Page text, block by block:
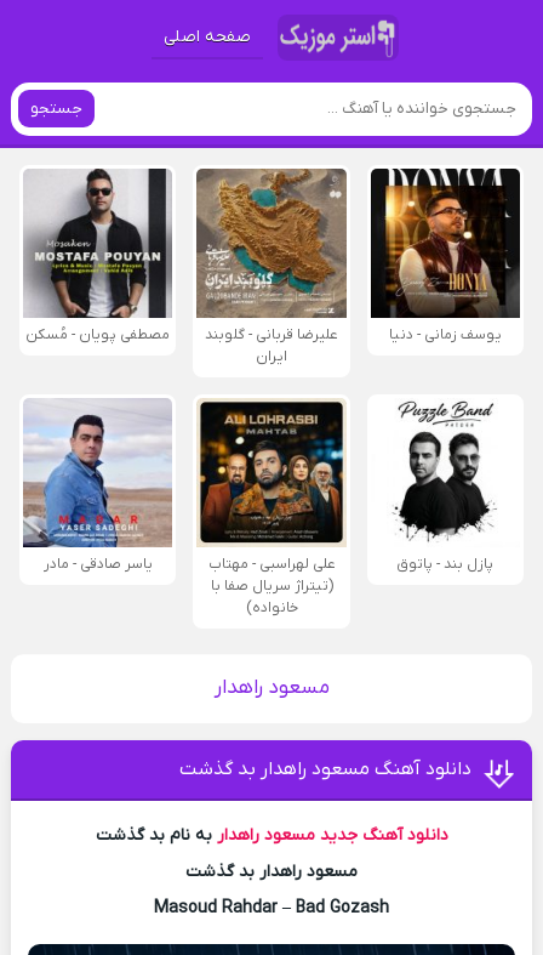
صفحه اصلی
جستجو
یوسف زمانی - دنیا
علیرضا قربانی - گلوبند
ایران
مصطفی پویان - مُسکن
پازل بند - پاتوق
علی لهراسبی - مهتاب
(تیتراژ سریال صفا با
خانواده)
یاسر صادقی - مادر
مسعود راهدار
دانلود آهنگ مسعود راهدار بد گذشت
دانلود آهنگ جدید مسعود راهدار به نام بد گذشت
مسعود راهدار بد گذشت
Masoud Rahdar – Bad Gozash